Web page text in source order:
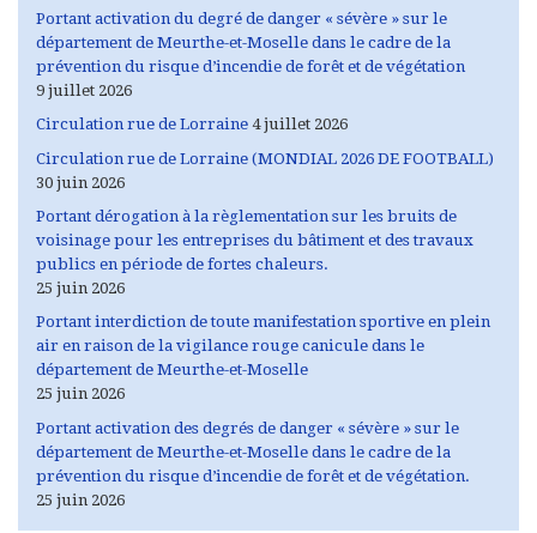
Portant activation du degré de danger « sévère » sur le
département de Meurthe-et-Moselle dans le cadre de la
prévention du risque d’incendie de forêt et de végétation
9 juillet 2026
Circulation rue de Lorraine 4 juillet 2026
Circulation rue de Lorraine (MONDIAL 2026 DE FOOTBALL)
30 juin 2026
Portant dérogation à la règlementation sur les bruits de
voisinage pour les entreprises du bâtiment et des travaux
publics en période de fortes chaleurs.
25 juin 2026
Portant interdiction de toute manifestation sportive en plein
air en raison de la vigilance rouge canicule dans le
département de Meurthe-et-Moselle
25 juin 2026
Portant activation des degrés de danger « sévère » sur le
département de Meurthe-et-Moselle dans le cadre de la
prévention du risque d’incendie de forêt et de végétation.
25 juin 2026